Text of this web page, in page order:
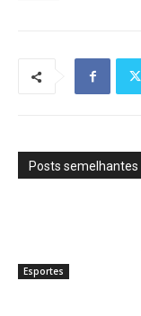
Posts semelhantes
Esportes